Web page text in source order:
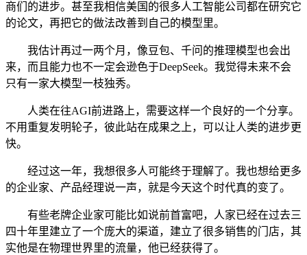
商们的进步。甚至我相信美国的很多人工智能公司都在研究它
的论文，再把它的做法改善到自己的模型里。
我估计再过一两个月，像豆包、千问的推理模型也会出
来，而且能力也不一定会逊色于DeepSeek。我觉得未来不会
只有一家大模型一枝独秀。
人类在往AGI前进路上，需要这样一个良好的一个分享。
不用重复发明轮子，彼此站在成果之上，可以让人类的进步更
快。
经过这一年，我想很多人可能终于理解了。我也想给更多
的企业家、产品经理说一声，就是今天这个时代真的变了。
有些老牌企业家可能比如说前首富吧，人家已经在过去三
四十年里建立了一个庞大的渠道，建立了很多销售的门店，其
实他是在物理世界里的流量，他已经获得了。